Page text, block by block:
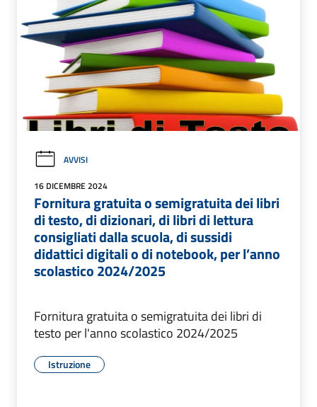
AVVISI
16 DICEMBRE 2024
Fornitura gratuita o semigratuita dei libri
di testo, di dizionari, di libri di lettura
consigliati dalla scuola, di sussidi
didattici digitali o di notebook, per l’anno
scolastico 2024/2025
Fornitura gratuita o semigratuita dei libri di
testo per l'anno scolastico 2024/2025
Istruzione